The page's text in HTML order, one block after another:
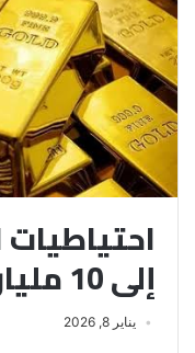
إلى 10 مليارات دولار لأول مرة
يناير 8, 2026